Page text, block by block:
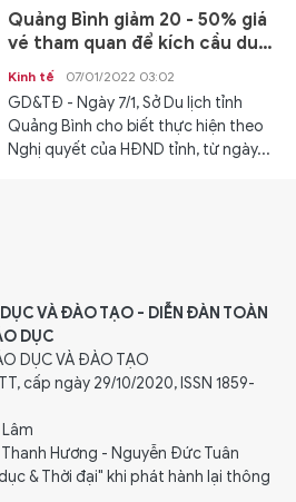
Quảng Bình giảm 20 - 50% giá
vé tham quan để kích cầu du
lịch
Kinh tế 07/01/2022 03:02
GD&TĐ - Ngày 7/1, Sở Du lịch tỉnh
Quảng Bình cho biết thực hiện theo
Nghị quyết của HĐND tỉnh, từ ngày...
VÀ ĐÀO TẠO - DIỄN ĐÀN TOÀN
DỤC
DỤC VÀ ĐÀO TẠO
cấp ngày 29/10/2020, ISSN 1859-
Hương - Nguyễn Đức Tuân
& Thời đại" khi phát hành lại thông